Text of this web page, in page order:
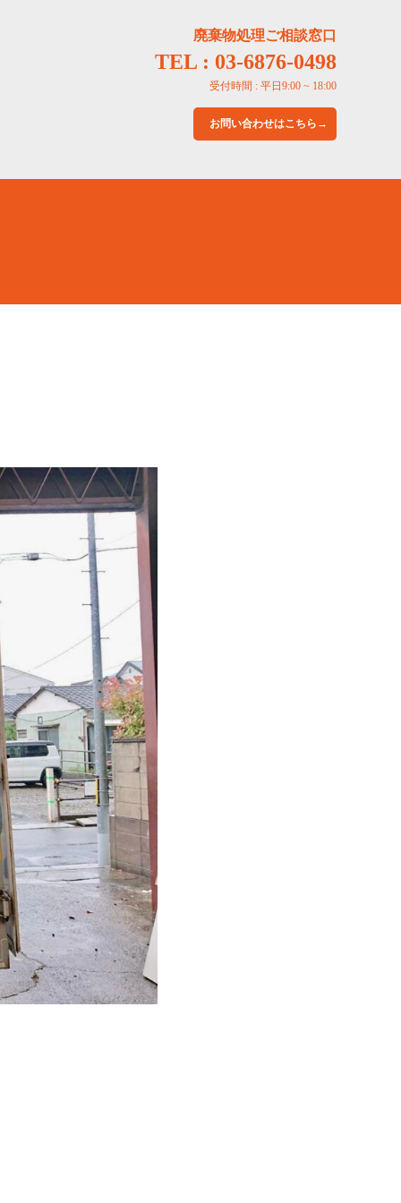
廃棄物処理ご相談窓口
TEL : 03-6876-0498
受付時間 : 平日9:00 ~ 18:00
お問い合わせはこちら→